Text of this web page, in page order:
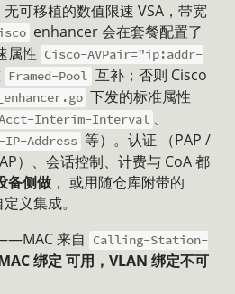
可移植的数值限速 VSA，带宽
enhancer 会在套餐配置了
属性 Cisco-AVPair="ip:addr-
Framed-Pool 互补；否则 Cisco
下发的标准属性
Interim-Interval 、
IP-Address 等）。认证 （PAP /
）、会话控制、计费与 CoA 都
备侧做 ， 或用随仓库附带的
义集成。
来自
Calling-Station-
绑定 可用，VLAN 绑定不可